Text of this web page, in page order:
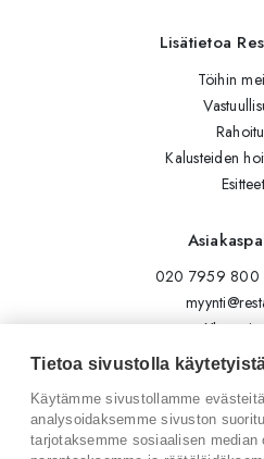
Lisätietoa
Töihin
Kalusteiden
Esitteet
020 7959 800
Lähetä
Seuraa
Tilaa
Tietoa sivustolla
Käytämme sivustollamme
analysoidaksemme sivuston
tarjotaksemme sosiaalisen median